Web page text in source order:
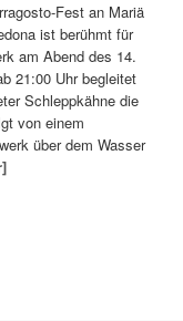
Fest an Mariä
ist berühmt für
am Abend des 14.
21:00 Uhr begleitet
Schleppkähne die
von einem
über dem Wasser